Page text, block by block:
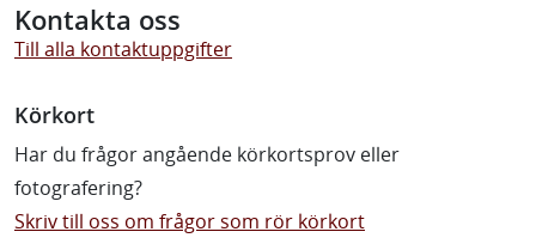
Kontakta oss
Till alla kontaktuppgifter
Körkort
Har du frågor angående körkortsprov eller
fotografering?
Skriv till oss om frågor som rör körkort